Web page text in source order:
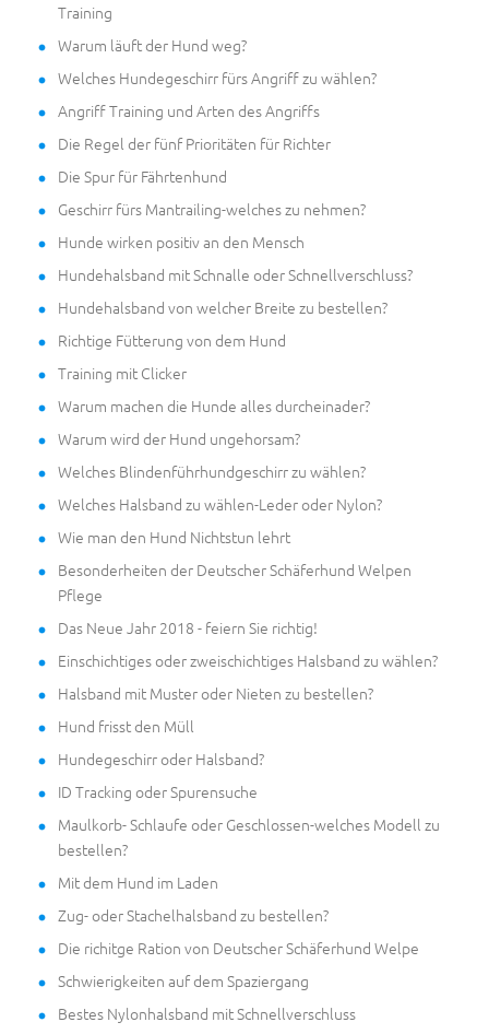
Training
Warum läuft der Hund weg?
Welches Hundegeschirr fürs Angriff zu wählen?
Angriff Training und Arten des Angriffs
Die Regel der fünf Prioritäten für Richter
Die Spur für Fährtenhund
Geschirr fürs Mantrailing-welches zu nehmen?
Hunde wirken positiv an den Mensch
Hundehalsband mit Schnalle oder Schnellverschluss?
Hundehalsband von welcher Breite zu bestellen?
Richtige Fütterung von dem Hund
Training mit Clicker
Warum machen die Hunde alles durcheinader?
Warum wird der Hund ungehorsam?
Welches Blindenführhundgeschirr zu wählen?
Welches Halsband zu wählen-Leder oder Nylon?
Wie man den Hund Nichtstun lehrt
Besonderheiten der Deutscher Schäferhund Welpen
Pflege
Das Neue Jahr 2018 - feiern Sie richtig!
Einschichtiges oder zweischichtiges Halsband zu wählen?
Halsband mit Muster oder Nieten zu bestellen?
Hund frisst den Müll
Hundegeschirr oder Halsband?
ID Tracking oder Spurensuche
Maulkorb- Schlaufe oder Geschlossen-welches Modell zu
bestellen?
Mit dem Hund im Laden
Zug- oder Stachelhalsband zu bestellen?
Die richitge Ration von Deutscher Schäferhund Welpe
Schwierigkeiten auf dem Spaziergang
Bestes Nylonhalsband mit Schnellverschluss